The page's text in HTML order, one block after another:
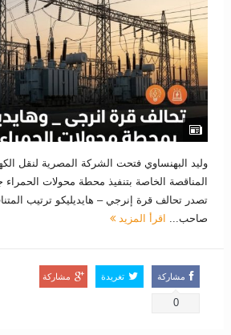
وليد البهنساوي فتحت الشركة المصرية لنقل
تصدر تحالف قرة إنرجي – هايديليكو ترتيب
صاحب...
اقرأ المزيد
مشاركة
0
تغريدة مشاركة